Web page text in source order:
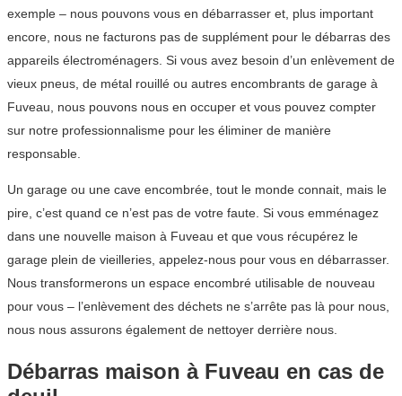
exemple – nous pouvons vous en débarrasser et, plus important
encore, nous ne facturons pas de supplément pour le débarras des
appareils électroménagers. Si vous avez besoin d’un enlèvement de
vieux pneus, de métal rouillé ou autres encombrants de garage à
Fuveau, nous pouvons nous en occuper et vous pouvez compter
sur notre professionnalisme pour les éliminer de manière
responsable.
Un garage ou une cave encombrée, tout le monde connait, mais le
pire, c’est quand ce n’est pas de votre faute. Si vous emménagez
dans une nouvelle maison à Fuveau et que vous récupérez le
garage plein de vieilleries, appelez-nous pour vous en débarrasser.
Nous transformerons un espace encombré utilisable de nouveau
pour vous – l’enlèvement des déchets ne s’arrête pas là pour nous,
nous nous assurons également de nettoyer derrière nous.
Débarras maison à Fuveau en cas de